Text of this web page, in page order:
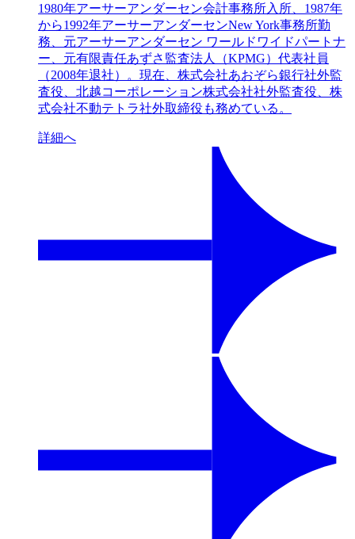
1980年アーサーアンダーセン会計事務所入所、1987年
から1992年アーサーアンダーセンNew York事務所勤
務、元アーサーアンダーセン ワールドワイドパートナ
ー、元有限責任あずさ監査法人（KPMG）代表社員
（2008年退社）。現在、株式会社あおぞら銀行社外監
査役、北越コーポレーション株式会社社外監査役、株
式会社不動テトラ社外取締役も務めている。
詳細へ